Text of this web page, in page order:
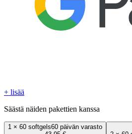
+ lisää
Säästä näiden pakettien kanssa
1 × 60 softgels60 päivän varasto